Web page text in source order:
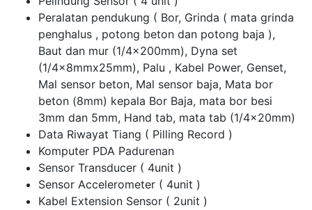
Peralatan pendukung ( Bor, Grinda ( mata grinda
penghalus , potong beton dan potong baja ),
Baut dan mur (1/4x200mm), Dyna set
(1/4x8mmx25mm), Palu , Kabel Power, Genset,
Mal sensor beton, Mal sensor baja, Mata bor
beton (8mm) kepala Bor Baja, mata bor besi
3mm dan 5mm, Hand tab, mata tab (1/4x20mm)
Data Riwayat Tiang ( Pilling Record )
Komputer PDA Padurenan
Sensor Transducer ( 4unit )
Sensor Accelerometer ( 4unit )
Kabel Extension Sensor ( 2unit )